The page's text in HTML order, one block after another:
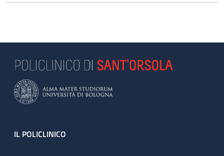
Footer
IL POLICLINICO